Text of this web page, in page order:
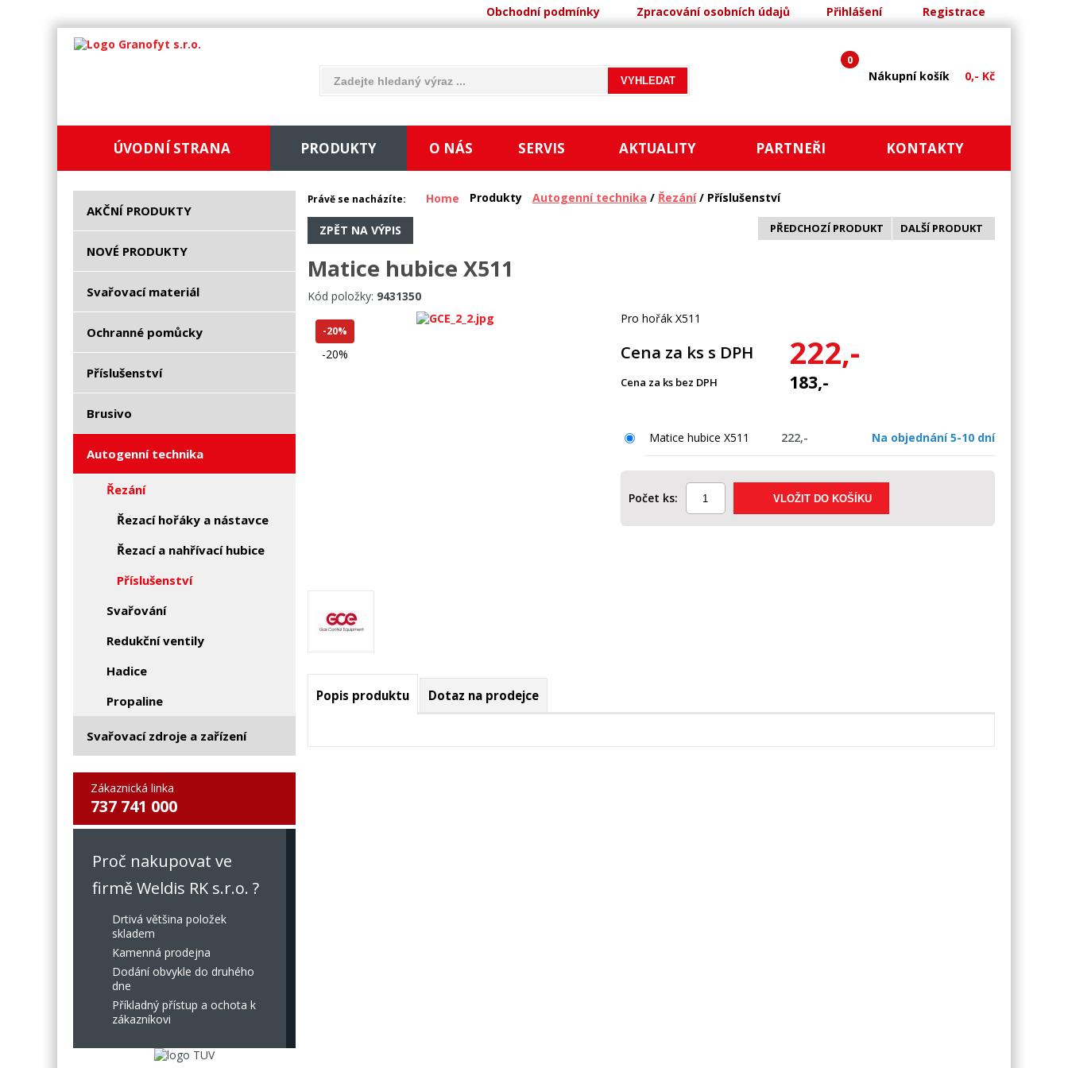
Obchodní podmínky Zpracování osobních údajů Přihlášení Registrace
Nákupní košík 0,- Kč
0
ÚVODNÍ STRANA PRODUKTY O NÁS SERVIS AKTUALITY PARTNEŘI KONTAKTY
AKČNÍ PRODUKTY
NOVÉ PRODUKTY
Svařovací materiál
Ochranné pomůcky
Příslušenství
Brusivo
Autogenní technika
Řezání
Řezací hořáky a nástavce
Řezací a nahřívací hubice
Příslušenství
Svařování
Redukční ventily
Hadice
Propaline
Svařovací zdroje a zařízení
Zákaznická linka
737 741 000
Proč nakupovat ve
firmě Weldis RK s.r.o. ?
Drtivá většina položek
skladem
Kamenná prodejna
Dodání obvykle do druhého
dne
Příkladný přístup a ochota k
zákazníkovi
Právě se nacházíte: Home Produkty Autogenní technika / Řezání/ Příslušenství
ZPĚT NA VÝPIS DALŠÍ PRODUKT
PŘEDCHOZÍ PRODUKT
Matice hubice X511
Kód položky: 9431350
-20%
-20%
Pro hořák X511
Cena za ks s DPH 222,-
Cena za ks bez DPH 183,-
Matice hubice X511 222,- Na objednání 5-10 dní
Počet ks:
Popis produktu Dotaz na prodejce